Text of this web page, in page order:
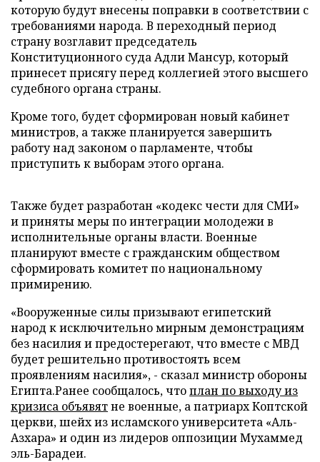
которую будут внесены поправки в соответствии с
требованиями народа. В переходный период
страну возглавит председатель
Конституционного суда Адли Мансур, который
принесет присягу перед коллегией этого высшего
судебного органа страны.
Кроме того, будет сформирован новый кабинет
министров, а также планируется завершить
работу над законом о парламенте, чтобы
приступить к выборам этого органа.
Также будет разработан «кодекс чести для СМИ»
и приняты меры по интеграции молодежи в
исполнительные органы власти. Военные
планируют вместе с гражданским обществом
сформировать комитет по национальному
примирению.
«Вооруженные силы призывают египетский
народ к исключительно мирным демонстрациям
без насилия и предостерегают, что вместе с МВД
будет решительно противостоять всем
проявлениям насилия», - сказал министр обороны
Египта.Ранее сообщалось, чтоплан по выходу из
кризиса объявятне военные, а патриарх Коптской
церкви, шейх из исламского университета «Аль-
Азхара» и один из лидеров оппозиции Мухаммед
эль-Барадеи.